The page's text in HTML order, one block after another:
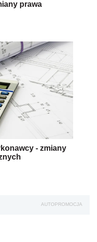
prawa
- zmiany
AUTOPROMOCJA